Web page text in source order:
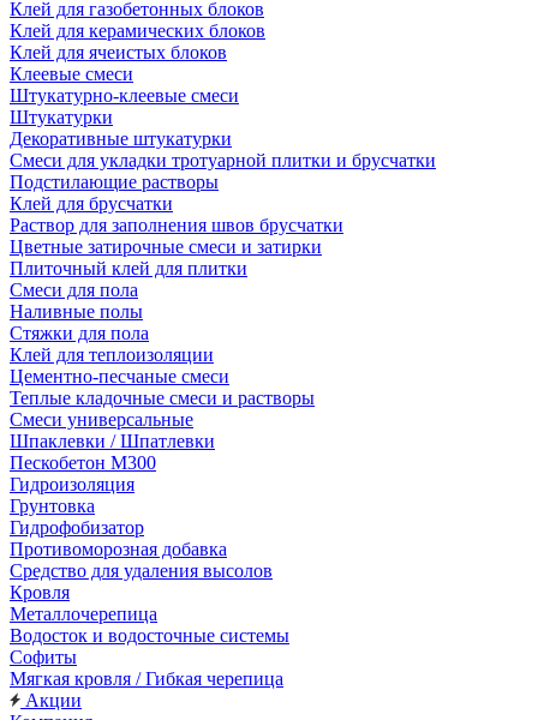
Клей для газобетонных блоков
Клей для керамических блоков
Клей для ячеистых блоков
Клеевые смеси
Штукатурно-клеевые смеси
Штукатурки
Декоративные штукатурки
Смеси для укладки тротуарной плитки и брусчатки
Подстилающие растворы
Клей для брусчатки
Раствор для заполнения швов брусчатки
Цветные затирочные смеси и затирки
Плиточный клей для плитки
Смеси для пола
Наливные полы
Стяжки для пола
Клей для теплоизоляции
Цементно-песчаные смеси
Теплые кладочные смеси и растворы
Смеси универсальные
Шпаклевки / Шпатлевки
Пескобетон М300
Гидроизоляция
Грунтовка
Гидрофобизатор
Противоморозная добавка
Средство для удаления высолов
Кровля
Металлочерепица
Водосток и водосточные системы
Софиты
Мягкая кровля / Гибкая черепица
Акции